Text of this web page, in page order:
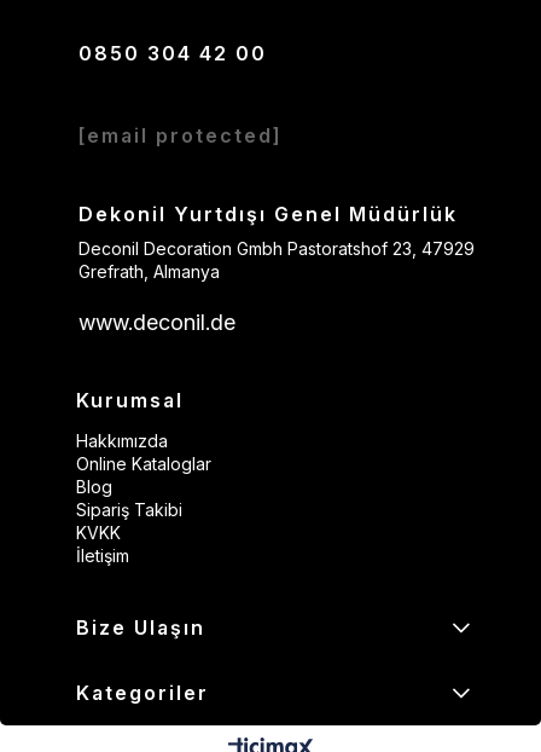
0850 304 42 00
[email protected]
Dekonil Yurtdışı Genel Müdürlük
Deconil Decoration Gmbh Pastoratshof 23, 47929
Grefrath, Almanya
www.deconil.de
Kurumsal
Hakkımızda
Online Kataloglar
Blog
Sipariş Takibi
KVKK
İletişim
Bize Ulaşın
Kategoriler